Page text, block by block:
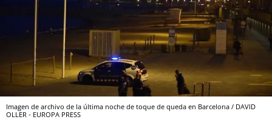
Imagen de archivo de la última noche de toque de queda en Barcelona / DAVID
OLLER - EUROPA PRESS